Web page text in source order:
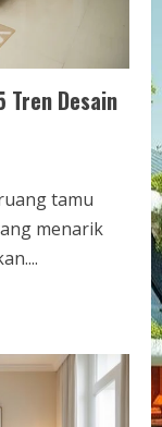
Tren Desain
tamu
menarik